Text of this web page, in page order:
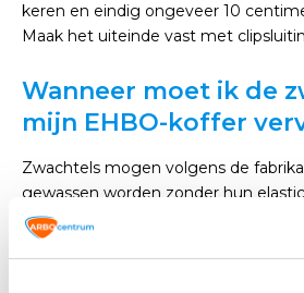
keren en eindig ongeveer 10
Maak het uiteinde vast met
Wanneer moet ik de
mijn EHBO-koffer
Zwachtels mogen volgens de
gewassen worden zonder hun
Hoewel de juiste zorg de
verbanden zal verlengen, zullen ze